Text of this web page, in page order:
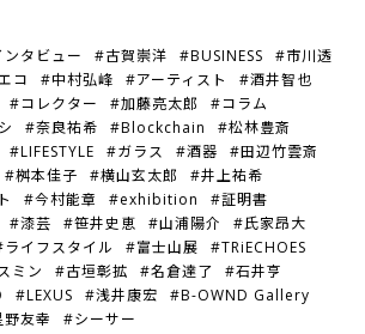
タビュー #古賀崇洋 #BUSINESS
#市川透
コ
#中村弘峰 #アーティスト
#酒井智也
#コレクター #加藤亮太郎
#コラム
#奈良祐希 #Blockchain
#松林豊斎
#LIFESTYLE #ガラス #酒器
#田辺竹雲斎
#桝本佳子 #横山玄太郎
#井上祐希
#今村能章 #exhibition
#証明書
#漆芸 #笹井史恵 #山浦陽介
#氏家昂大
イフスタイル #富士山展
#TRiECHOES
ミン
#古垣彰拡 #名倉達了
#石井亨
#LEXUS #浅井康宏
#B-OWND Gallery
友幸 #シーサー